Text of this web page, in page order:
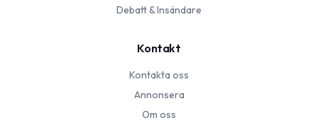
Debatt & Insändare
Kontakt
Kontakta oss
Annonsera
Om oss